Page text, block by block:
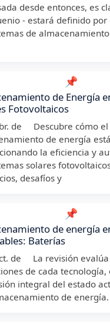
desde entonces, es
‑ estará definido
de
📌
de Energía
Fotovoltaicos
de Descubre cómo el
de energía está
la eficiencia y
solares
desafíos y
📌
de energía
Baterías
de La revisión evalúa
de cada tecnología,
integral del estado
de energía.